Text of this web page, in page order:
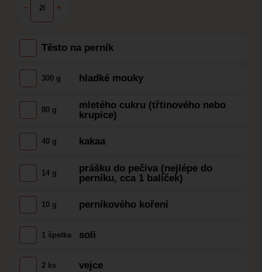
− +
Těsto na perník
300 g hladké mouky
80 g
mletého cukru (třtinového nebo
krupice)
40 g kakaa
14 g
prášku do pečiva (nejlépe do
perníku, cca 1 balíček)
10 g perníkového koření
1 špetka soli
2 ks vejce